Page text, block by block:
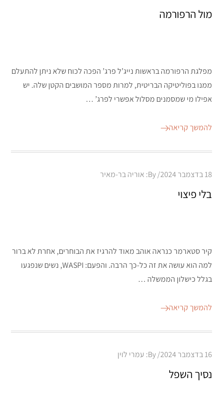
מול הרפורמה
מפלגת הרפורמה בראשות נייג’ל פרג’ הפכה לכוח שלא ניתן להתעלם
ממנו בפוליטיקה הבריטית, למרות מספר המושבים הקטן שלה. יש
אפילו מי שמסמנים מסלול אפשרי לפרג’ …
להמשך קריאה
Posted
18 בדצמבר 2024 By: אוריה בר-מאיר
בלי פיצוי
קיר סטארמר כנראה אוהב מאוד להרגיז את הבוחרים, אחרת לא ברור
למה הוא עושה את זה כל-כך הרבה. והפעם: WASPI, נשים שנפגעו
בגלל כישלון הממשלה …
להמשך קריאה
Posted
16 בדצמבר 2024 By: עמרי לוין
נסיך השפל